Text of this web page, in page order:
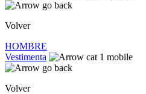
Volver
HOMBRE
Vestimenta
Volver